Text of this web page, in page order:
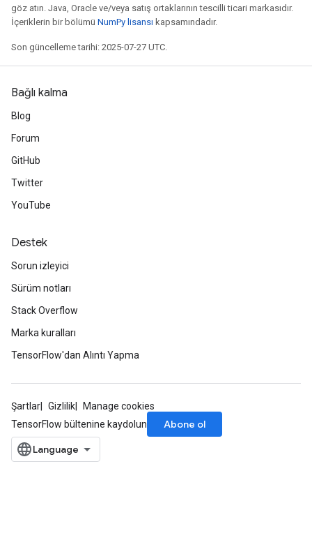
göz atın. Java, Oracle ve/veya satış ortaklarının tescilli ticari markasıdır.
İçeriklerin bir bölümü NumPy lisansı kapsamındadır.
Son güncelleme tarihi: 2025-07-27 UTC.
Bağlı kalma
Blog
Forum
GitHub
Twitter
YouTube
Destek
Sorun izleyici
Sürüm notları
Stack Overflow
Marka kuralları
TensorFlow'dan Alıntı Yapma
Şartlar Gizlilik
Manage cookies
TensorFlow bültenine kaydolun
Abone ol